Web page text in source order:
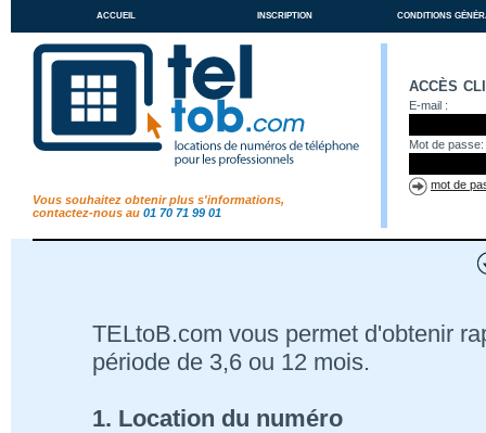
accueil inscription conditions
Vous souhaitez obtenir plus s'informations,
contactez-nous au 01 70 71 99 01
accès
E-mail :
Mot de passe:
mot de
TELtoB.com vous permet d'obtenir
période de 3,6 ou 12 mois.
1. Location du numéro